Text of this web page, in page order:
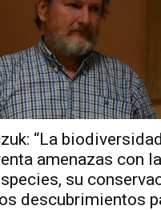
“La
amenazas con la
su
descubrimientos